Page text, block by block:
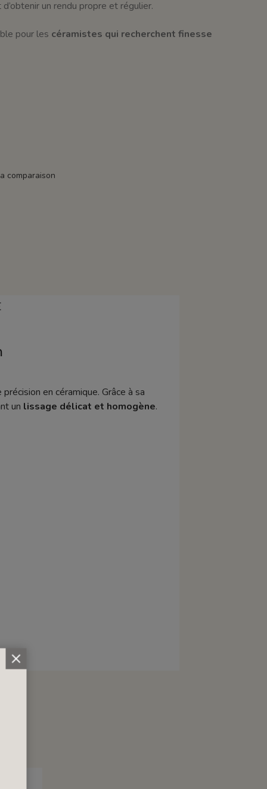
un rendu propre et régulier.
pour les céramistes qui recherchent finesse
comparaison
en céramique. Grâce à sa
un lissage délicat et homogène.